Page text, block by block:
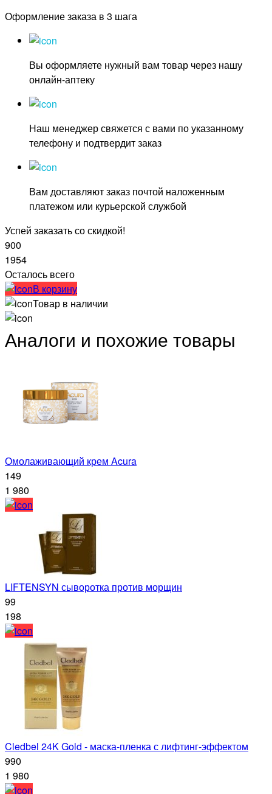
Оформление заказа в 3 шага
Вы оформляете нужный вам товар через нашу
онлайн-аптеку
Наш менеджер свяжется с вами по указанному
телефону и подтвердит заказ
Вам доставляют заказ почтой наложенным
платежом или курьерской службой
Успей заказать со скидкой!
900
1954
Осталось всего
В корзину
Товар в наличии
Аналоги и похожие товары
Омолаживающий крем Acura
149
1 980
LIFTENSYN сыворотка против морщин
99
198
Cledbel 24K Gold - маска-пленка с лифтинг-эффектом
990
1 980